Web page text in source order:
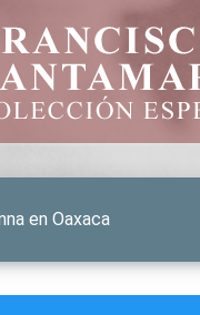
en Oaxaca